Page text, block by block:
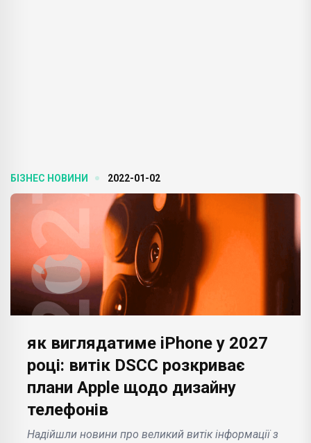
БІЗНЕС НОВИНИ 2022-01-02
як виглядатиме iPhone у 2027
році: витік DSCC розкриває
плани Apple щодо дизайну
телефонів
Надійшли новини про великий витік інформації з